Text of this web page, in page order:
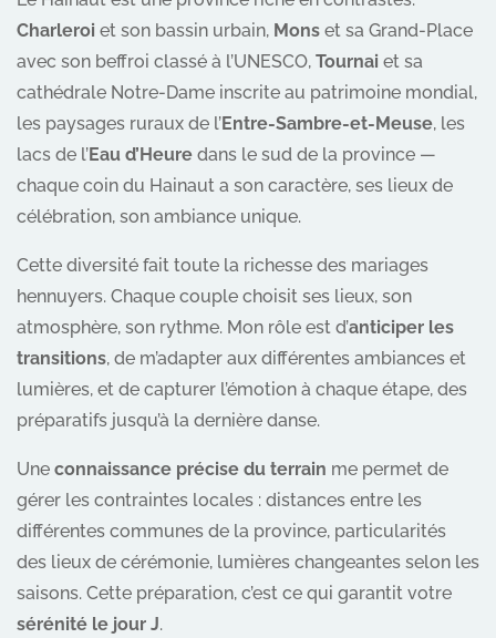
Charleroi et son bassin urbain, Mons et sa Grand-Place
avec son beffroi classé à l’UNESCO, Tournai et sa
cathédrale Notre-Dame inscrite au patrimoine mondial,
les paysages ruraux de l’Entre-Sambre-et-Meuse, les
lacs de l’Eau d’Heure dans le sud de la province —
chaque coin du Hainaut a son caractère, ses lieux de
célébration, son ambiance unique.
Cette diversité fait toute la richesse des mariages
hennuyers. Chaque couple choisit ses lieux, son
atmosphère, son rythme. Mon rôle est d’anticiper les
transitions, de m’adapter aux différentes ambiances et
lumières, et de capturer l’émotion à chaque étape, des
préparatifs jusqu’à la dernière danse.
Une connaissance précise du terrain me permet de
gérer les contraintes locales : distances entre les
différentes communes de la province, particularités
des lieux de cérémonie, lumières changeantes selon les
saisons. Cette préparation, c’est ce qui garantit votre
sérénité le jour J.